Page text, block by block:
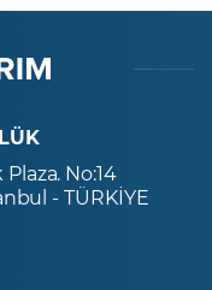
No:14
- TÜRKİYE